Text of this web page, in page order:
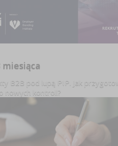
miesiąca
B2B pod lupą PIP. Jak
nowych kontroli?